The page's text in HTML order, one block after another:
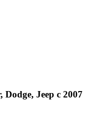
Jeep с 2007